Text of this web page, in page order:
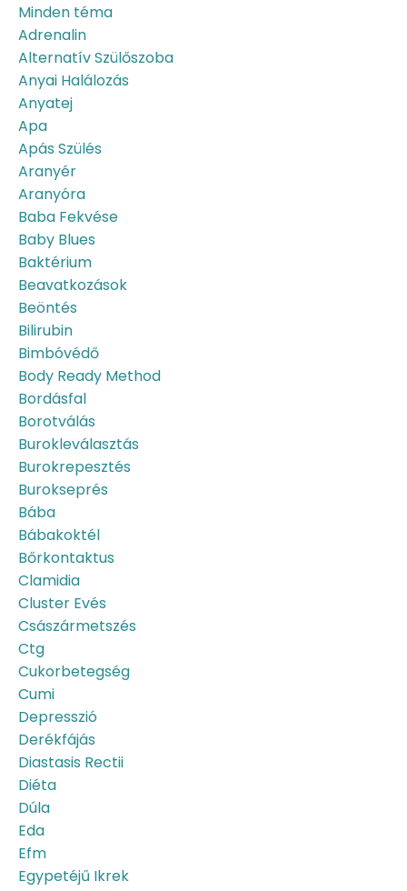
Minden téma
Adrenalin
Alternatív Szülőszoba
Anyai Halálozás
Anyatej
Apa
Apás Szülés
Aranyér
Aranyóra
Baba Fekvése
Baby Blues
Baktérium
Beavatkozások
Beöntés
Bilirubin
Bimbóvédő
Body Ready Method
Bordásfal
Borotválás
Burokleválasztás
Burokrepesztés
Burokseprés
Bába
Bábakoktél
Bőrkontaktus
Clamidia
Cluster Evés
Császármetszés
Ctg
Cukorbetegség
Cumi
Depresszió
Derékfájás
Diastasis Rectii
Diéta
Dúla
Eda
Efm
Egypetéjű Ikrek